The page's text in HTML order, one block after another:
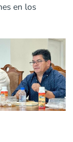
en los